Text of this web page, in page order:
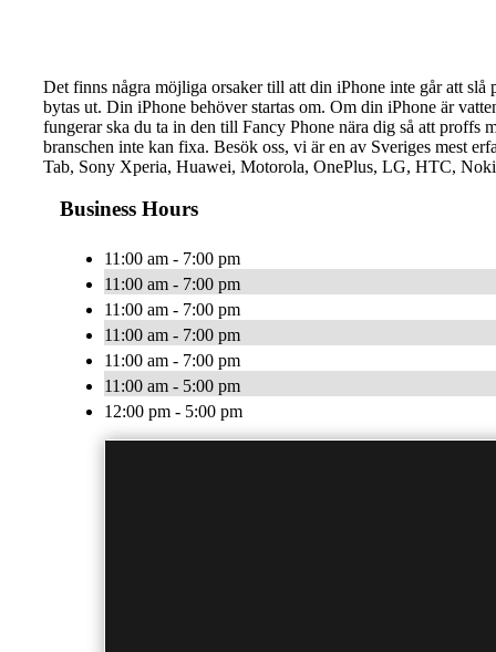
Det finns några möjliga orsaker till att din iPhone inte går att
bytas ut. Din iPhone behöver startas om. Om din iPhone är
fungerar ska du ta in den till Fancy Phone nära dig så att proffs
branschen inte kan fixa. Besök oss, vi är en av Sveriges mest
Tab, Sony Xperia, Huawei, Motorola, OnePlus, LG, HTC,
Business Hours
11:00 am - 7:00 pm
11:00 am - 7:00 pm
11:00 am - 7:00 pm
11:00 am - 7:00 pm
11:00 am - 7:00 pm
11:00 am - 5:00 pm
12:00 pm - 5:00 pm